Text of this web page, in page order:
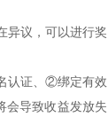
异议，可以进行奖
认证、②绑定有效
会导致收益发放失